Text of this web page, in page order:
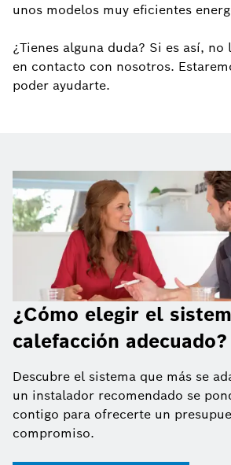
unos modelos muy eficientes
¿Tienes alguna duda? Si es así,
en contacto con nosotros.
poder ayudarte.
¿Cómo elegir el
calefacción adecuado?
Descubre el sistema que más se
un instalador recomendado se
contigo para ofrecerte un
compromiso.